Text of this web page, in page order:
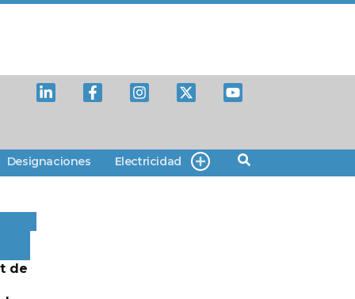
Designaciones Electricidad
de